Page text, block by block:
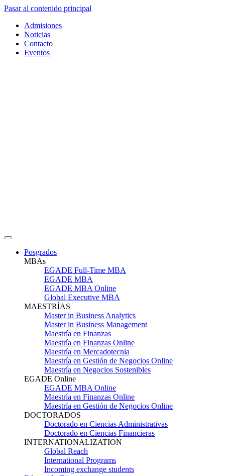
Pasar al contenido principal
Admisiones
Noticias
Contacto
Eventos
Posgrados
MBAs
EGADE Full-Time MBA
EGADE MBA
EGADE MBA Online
Global Executive MBA
MAESTRÍAS
Master in Business Analytics
Master in Business Management
Maestría en Finanzas
Maestría en Finanzas Online
Maestría en Mercadotecnia
Maestría en Gestión de Negocios Online
Maestría en Negocios Sostenibles
EGADE Online
EGADE MBA Online
Maestría en Finanzas Online
Maestría en Gestión de Negocios Online
DOCTORADOS
Doctorado en Ciencias Administrativas
Doctorado en Ciencias Financieras
INTERNATIONALIZATION
Global Reach
International Programs
Incoming exchange students